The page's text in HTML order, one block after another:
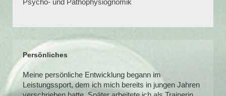
Persönliches
Meine persönliche Entwicklung begann im
Leistungssport, dem ich mich bereits in jungen Jahren